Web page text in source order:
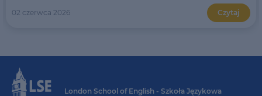
02 czerwca 2026 Czytaj
London School of English - Szkoła Językowa